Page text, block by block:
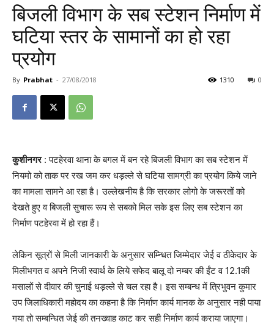
बिजली विभाग के सब स्टेशन निर्माण में
घटिया स्तर के सामानों का हो रहा
प्रयोग
By Prabhat - 27/08/2018 0
1310
कुशीनगर: पटहेरवा थाना के बगल में बन रहे बिजली विभाग का सब स्टेशन में
नियमो को ताक पर रख जम कर धड़ल्ले से घटिया सामग्री का प्रयोग किये जाने
का मामला सामने आ रहा है। उल्लेखनीय है कि सरकार लोगो के जरूरतों को
देखते हुए व बिजली सुचारू रूप से सबको मिल सके इस लिए सब स्टेशन का
निर्माण पटहेरवा में हो रहा हैं।
लेकिन सूत्रों से मिली जानकारी के अनुसार सम्न्धित जिम्मेदार जेई व ठीकेदार के
मिलीभगत व अपने निजी स्वार्थ के लिये सफेद बालू दो नम्बर की ईंट व 12.1की
मसालों से दीवार की चुनाई धड़ल्ले से चल रहा है। इस सम्बन्ध में त्रिभुवन कुमार
उप जिलाधिकारी महोदय का कहना है कि निर्माण कार्य मानक के अनुसार नही पाया
गया तो सम्बन्धित जेई की तनख्वाह काट कर सही निर्माण कार्य कराया जाएगा।